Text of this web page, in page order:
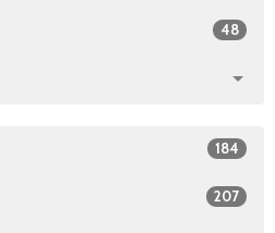
48
184
207